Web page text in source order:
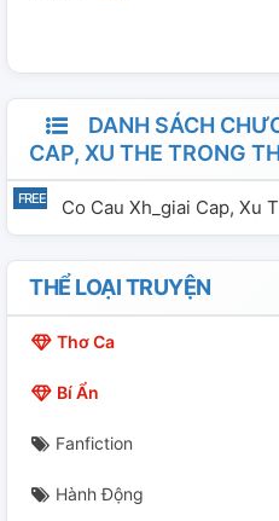
DANH SÁCH
CAP, XU THE TRONG
Co Cau Xh_giai Cap, Xu
THỂ LOẠI TRUYỆN
Thơ Ca
Bí Ẩn
Fanfiction
Hành Động